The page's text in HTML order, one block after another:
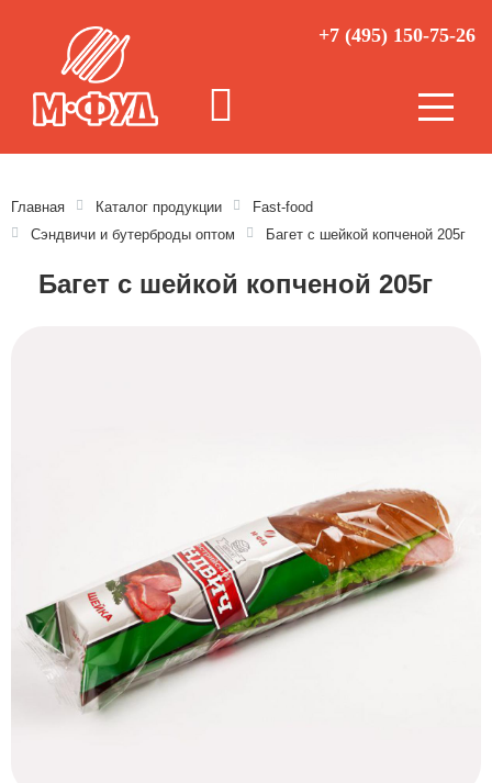
+7 (495) 150-75-26
Главная Каталог продукции
Fast-food
Сэндвичи и бутерброды оптом
Багет с шейкой копченой 205г
Багет с шейкой копченой 205г